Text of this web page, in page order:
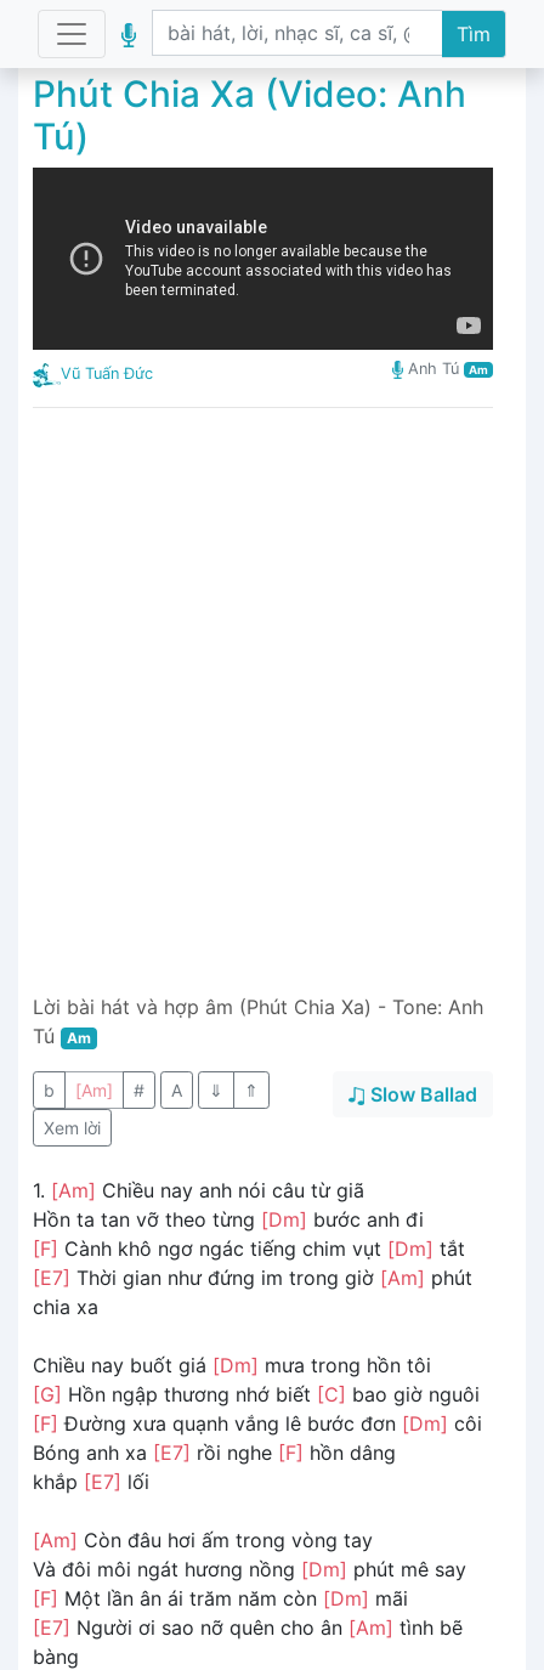
Tìm
Phút Chia Xa (Video: Anh
Tú)
Vũ Tuấn Đức Anh Tú Am
Lời bài hát và hợp âm (Phút Chia Xa) - Tone: Anh
Tú
Am
Slow Ballad
b [Am] # A ⇓
⇑
Xem lời
1. [Am] Chiều nay anh nói câu từ giã
Hồn ta tan vỡ theo từng [Dm] bước anh đi
[F] Cành khô ngơ ngác tiếng chim vụt [Dm] tắt
[E7] Thời gian như đứng im trong giờ [Am] phút
chia xa
Chiều nay buốt giá [Dm] mưa trong hồn tôi
[G] Hồn ngập thương nhớ biết [C] bao giờ nguôi
[F] Đường xưa quạnh vắng lê bước đơn [Dm] côi
Bóng anh xa [E7] rồi nghe [F] hồn dâng
khắp [E7] lối
[Am] Còn đâu hơi ấm trong vòng tay
Và đôi môi ngát hương nồng [Dm] phút mê say
[F] Một lần ân ái trăm năm còn [Dm] mãi
[E7] Người ơi sao nỡ quên cho ân [Am] tình bẽ
bàng